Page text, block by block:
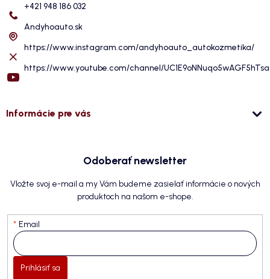
+421 948 186 032
Andyhoauto.sk
https://www.instagram.com/andyhoauto_autokozmetika/
https://www.youtube.com/channel/
Informácie pre vás
Odoberať newsletter
Vložte svoj e-mail a my Vám budeme zasielať informácie o nových
produktoch na našom e-shope.
Email
Prihlásiť sa